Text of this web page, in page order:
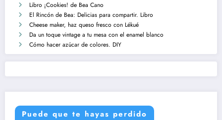
Libro ¡Cookies! de Bea Cano
El Rincón de Bea: Delicias para compartir. Libro
Cheese maker, haz queso fresco con Lékué
Da un toque vintage a tu mesa con el enamel blanco
Cómo hacer azúcar de colores. DIY
Puede que te hayas perdido